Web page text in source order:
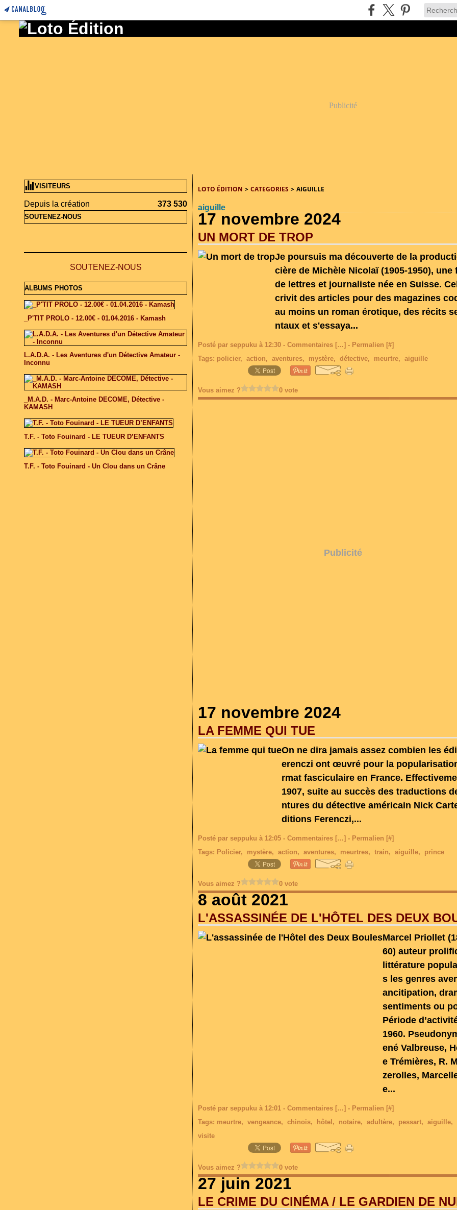
Publicité
VISITEURS
Depuis la création 373 530
SOUTENEZ-NOUS
SOUTENEZ-NOUS
ALBUMS PHOTOS
_P'TIT PROLO - 12.00€ - 01.04.2016 - Kamash
L.A.D.A. - Les Aventures d'un Détective Amateur -
Inconnu
_M.A.D. - Marc-Antoine DECOME, Détective -
KAMASH
T.F. - Toto Fouinard - LE TUEUR D’ENFANTS
T.F. - Toto Fouinard - Un Clou dans un Crâne
LOTO ÉDITION > CATEGORIES > AIGUILLE
aiguille
17 novembre 2024
UN MORT DE TROP
Je poursuis ma découverte de la
cière de Michèle Nicolaï (1905-1950), une
de lettres et journaliste née en Suisse.
crivit des articles pour des magazines
au moins un roman érotique, des récits
ntaux et s'essaya...
Posté par seppuku à 12:30 - Commentaires […] - Permalien [#]
Tags: policier, action, aventures, mystère, détective, meurtre, aiguille
Vous aimez ? 0 vote
Publicité
17 novembre 2024
LA FEMME QUI TUE
On ne dira jamais assez combien les
erenczi ont œuvré pour la
rmat fasciculaire en France.
1907, suite au succès des traductions
ntures du détective américain Nick
ditions Ferenczi,...
Posté par seppuku à 12:05 - Commentaires […] - Permalien [#]
Tags: Policier, mystère, action, aventures, meurtres, train, aiguille, prince
Vous aimez ? 0 vote
8 août 2021
L'ASSASSINÉE DE L'HÔTEL DES DEUX
Marcel Priollet
60) auteur
littérature
s les genres
ancitipation,
sentiments ou
Période
1960.
ené Valbreuse,
e Trémières, R.
zerolles,
e...
Posté par seppuku à 12:01 - Commentaires […] - Permalien [#]
Tags: meurtre, vengeance, chinois, hôtel , notaire, adultère, pessart, aiguille,
visite
Vous aimez ? 0 vote
27 juin 2021
LE CRIME DU CINÉMA / LE GARDIEN DE